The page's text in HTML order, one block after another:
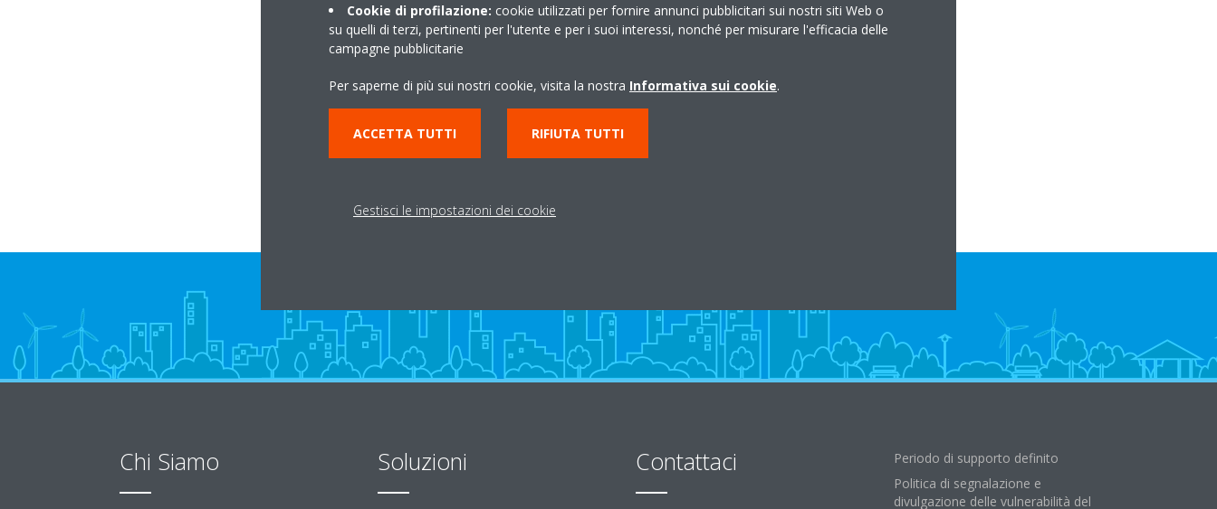
Via Salvo d'Acquisto 14
25070 Preseglie BS
Chi Siamo Soluzioni Contattaci
Periodo di supporto definito
Politica di segnalazione e
divulgazione delle vulnerabilità del
Cookie di profilazione: cookie utilizzati per fornire annunci pubblicitari sui nostri siti Web o
su quelli di terzi, pertinenti per l'utente e per i suoi interessi, nonché per misurare l'efficacia delle
campagne pubblicitarie
Per saperne di più sui nostri cookie, visita la nostra Informativa sui cookie.
ACCETTA TUTTI RIFIUTA TUTTI
Gestisci le impostazioni dei cookie